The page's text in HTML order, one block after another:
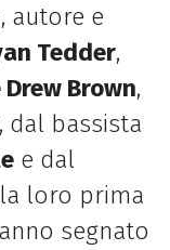
autore e
Tedder,
Brown,
dal bassista
e dal
loro prima
segnato